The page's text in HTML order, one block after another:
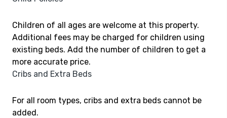
Children of all ages are welcome at this property.
Additional fees may be charged for children using
existing beds. Add the number of children to get a
more accurate price.
Cribs and Extra Beds
For all room types, cribs and extra beds cannot be
added.